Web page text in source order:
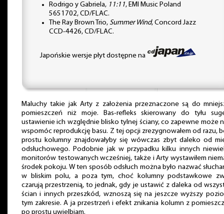
Rodrigo y Gabriela, 11:11, EMI Music Poland
5651702, CD/FLAC.
The Ray Brown Trio, Summer Wind, Concord Jazz
CCD-4426, CD/FLAC.
Japońskie wersje płyt dostępne na
Maluchy takie jak Arty z założenia przeznaczone są do
pomieszczeń niż moje. Bas-refleks skierowany do tyłu
ustawienie ich względnie blisko tylnej ściany, co zapewne może
wspomóc reprodukcję basu. Z tej opcji zrezygnowałem od razu,
prostu kolumny znajdowałyby się wówczas zbyt daleko od
odsłuchowego. Podobnie jak w przypadku kilku innych
monitorów testowanych wcześniej, także i Arty wystawiłem
środek pokoju. W ten sposób odsłuch można było nazwać
w bliskim polu, a poza tym, choć kolumny podstawkowe
czarują przestrzenią, to jednak, gdy je ustawić z daleka od
ścian i innych przeszkód, wznoszą się na jeszcze wyższy
tym zakresie. A ja przestrzeń i efekt znikania kolumn z
po prostu uwielbiam.